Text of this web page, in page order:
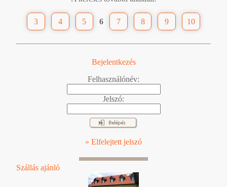
3 4 5 6 7 8 9 10
Bejelentkezés
Felhasználónév:
Jelszó:
» Elfelejtett jelszó
Szállás ajánló